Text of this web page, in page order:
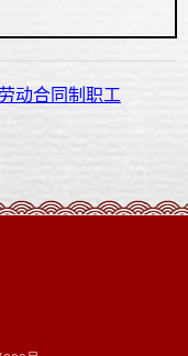
动合同制职工